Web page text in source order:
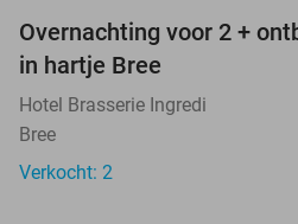
TODAY
Overnachting voor 2 +
in hartje Bree
Hotel Brasserie Ingredi
Bree
Verkocht: 2